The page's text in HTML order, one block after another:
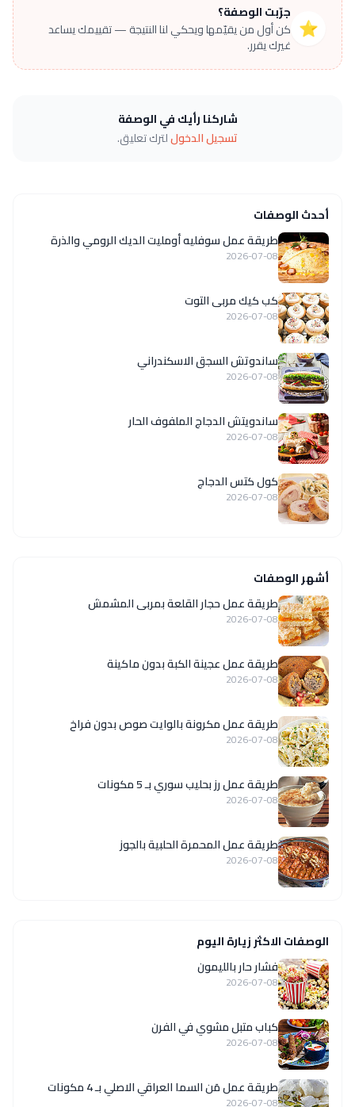
⭐
جرّبت الوصفة؟
كن أول من يقيّمها ويحكي لنا النتيجة — تقييمك يساعد
غيرك يقرر.
شاركنا رأيك في الوصفة
تسجيل الدخوللترك تعليق.
أحدث الوصفات
طريقة عمل سوفليه أومليت الديك الرومي والذرة
2026-07-08
كب كيك مربى التوت
2026-07-08
ساندوتش السجق الاسكندراني
2026-07-08
ساندويتش الدجاج الملفوف الحار
2026-07-08
كول كتس الدجاج
2026-07-08
أشهر الوصفات
طريقة عمل حجار القلعة بمربى المشمش
2026-07-08
طريقة عمل عجينة الكبة بدون ماكينة
2026-07-08
طريقة عمل مكرونة بالوايت صوص بدون فراخ
2026-07-08
طريقة عمل رز بحليب سوري بـ 5 مكونات
2026-07-08
طريقة عمل المحمرة الحلبية بالجوز
2026-07-08
الوصفات الاكثر زيارة اليوم
فشار حار بالليمون
2026-07-08
كباب متبل مشوي في الفرن
2026-07-08
طريقة عمل مَن السما العراقي الاصلي بـ 4 مكونات
2026-07-08